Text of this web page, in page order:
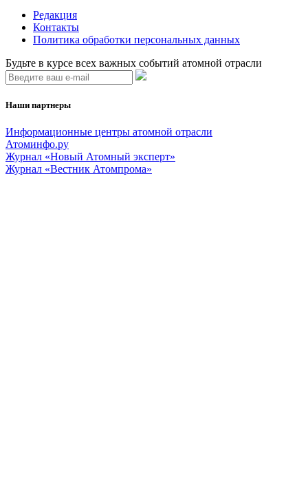
Редакция
Контакты
Политика обработки персональных данных
Будьте в курсе всех важных событий атомной отрасли
Наши партнеры
Информационные центры атомной отрасли
Атоминфо.ру
Журнал «Новый Атомный эксперт»
Журнал «Вестник Атомпрома»